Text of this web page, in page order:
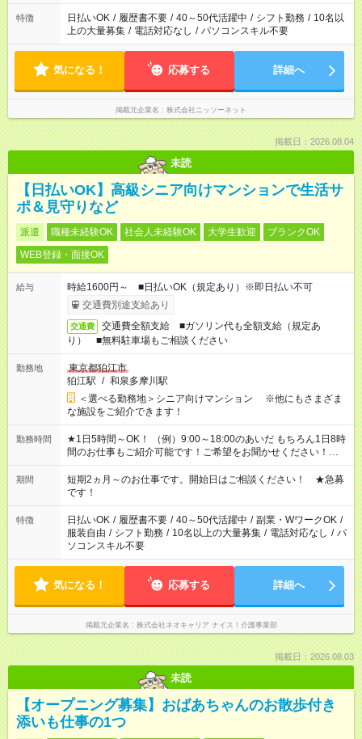
特徴 日払いOK / 履歴書不要 / 40～50代活躍中 / シフト勤務 / 10名以
上の大量募集 / 電話対応なし / パソコンスキル不要
気になる！ 応募する 詳細へ
掲載元企業名 株式会社ニッソーネット
掲載日：2026.08.04
未読
【日払いOK】高級シニア向けマンションで生活サ
ポ＆見守りなど
派遣 職種未経験OK 社会人未経験OK 大学生歓迎
ブランクOK
WEB登録・面接OK
給与
時給1600円～ ■日払いOK（規定あり）※即日払い不可
交通費別途支給あり
交通費
交通費全額支給 ■ガソリン代も全額支給（規定あ
り） ■無料駐車場もご相談ください
勤務地
東京都狛江市
狛江駅 / 和泉多摩川駅
＜選べる勤務地＞シニア向けマンション ※他にもさまざま
な施設をご紹介できます！
勤務時間
★1日5時間～OK！ （例）9:00～18:00のあいだ もちろん1日8時
間のお仕事もご紹介可能です！ご希望をお聞かせください！★家
庭の都合でお休みが必要な場合も遠慮なくご相談ください。 ※
週最低15時間以上の勤務が必要です
期間
短期2ヵ月～のお仕事です。開始日はご相談ください！ ★急募
です！
特徴 日払いOK / 履歴書不要 / 40～50代活躍中 / 副業・WワークOK /
服装自由 / シフト勤務 / 10名以上の大量募集 / 電話対応なし / パ
ソコンスキル不要
気になる！ 応募する 詳細へ
掲載元企業名 株式会社ネオキャリア ナイス！介護事業部
掲載日：2026.08.03
未読
【オープニング募集】おばあちゃんのお散歩付き
添いも仕事の1つ